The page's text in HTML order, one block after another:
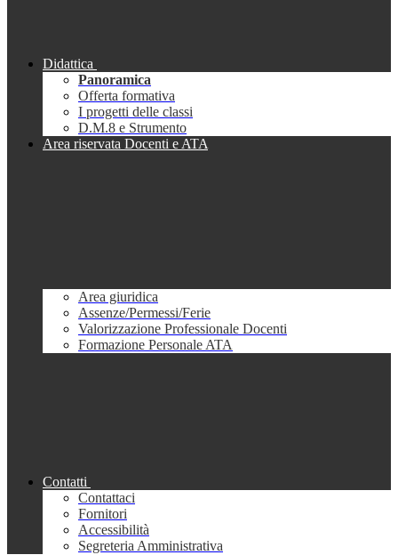
Didattica
Panoramica
Offerta formativa
I progetti delle classi
D.M.8 e Strumento
Area riservata Docenti e ATA
Area giuridica
Assenze/Permessi/Ferie
Valorizzazione Professionale Docenti
Formazione Personale ATA
Contatti
Contattaci
Fornitori
Accessibilità
Segreteria Amministrativa